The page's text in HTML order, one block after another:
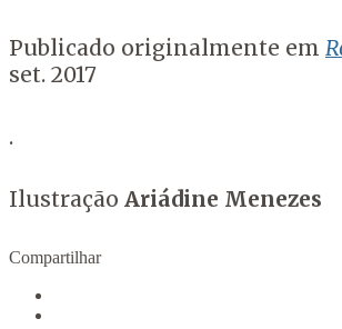
Publicado originalmente em
set. 2017
.
Ilustração Ariádine Menezes
Compartilhar